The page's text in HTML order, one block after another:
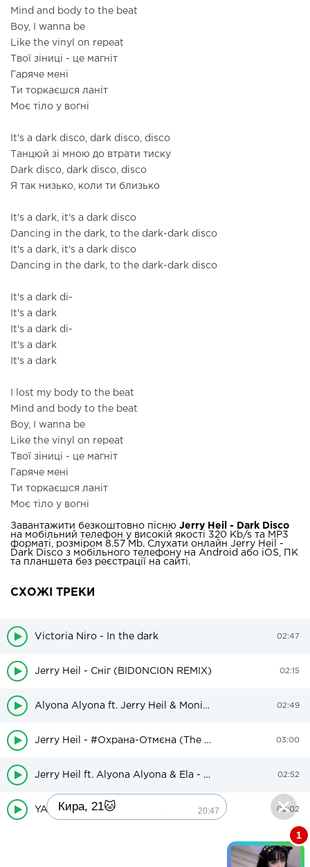
Mind and body to the beat
Boy, I wanna be
Like the vinyl on repeat
Твої зіниці - це магніт
Гаряче мені
Ти торкаєшся ланіт
Моє тіло у вогні
It's a dark disco, dark disco, disco
Танцюй зі мною до втрати тиску
Dark disco, dark disco, disco
Я так низько, коли ти близько
It's a dark, it's a dark disco
Dancing in the dark, to the dark-dark disco
It's a dark, it's a dark disco
Dancing in the dark, to the dark-dark disco
It's a dark di-
It's a dark
It's a dark di-
It's a dark
It's a dark
I lost my body to the beat
Mind and body to the beat
Boy, I wanna be
Like the vinyl on repeat
Твої зіниці - це магніт
Гаряче мені
Ти торкаєшся ланіт
Моє тіло у вогні
Завантажити безкоштовно пісню Jerry Heil - Dark Disco
на мобільний телефон у високій якості 320 Kb/s та MP3
форматі, розміром 8.57 Mb. Слухати онлайн Jerry Heil -
Dark Disco з мобільного телефону на Android або iOS, ПК
та планшета без реєстрації на сайті.
СХОЖІ ТРЕКИ
Victoria Niro - In the dark 02:47
Jerry Heil - Сніг (BID0NCI0N REMIX) 02:15
Alyona Alyona ft. Jerry Heil & Monika Liu - Dai Boh 02:49
Jerry Heil - #Охрана-Отмєна (The Faino & Aladdin Remix) 03:00
Jerry Heil ft. Alyona Alyona & Ela - #Kupala 02:52
YAKTAK & Jerry Heil - В пустій кімнаті (Shadow Remix) 02:02
Кира, 21🐱 20:47
1